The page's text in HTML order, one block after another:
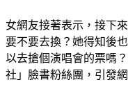
要不要去換？她得知後
以去搶個演唱會的票嗎
社」臉書粉絲團，引發